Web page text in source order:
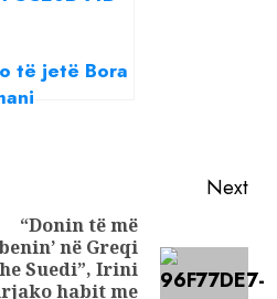
të jetë Bora
gjithçka
Next
“Donin të më
në Greqi
Suedi”, Irini
habit me